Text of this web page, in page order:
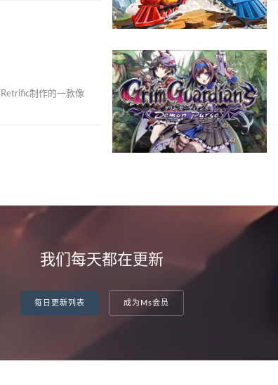
制作的一款像
我们每天都在更新
每日更新列表 成为Ms会员